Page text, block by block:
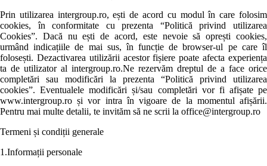
Prin utilizarea intergroup.ro, ești de acord cu modul în care folosim
cookies, în conformitate cu prezenta “Politică privind utilizarea
Cookies”. Dacă nu ești de acord, este nevoie să oprești cookies,
urmând indicațiile de mai sus, în funcție de browser-ul pe care îl
folosești. Dezactivarea utilizării acestor fișiere poate afecta experiența
ta de utilizator al intergroup.ro.Ne rezervăm dreptul de a face orice
completări sau modificări la prezenta “Politică privind utilizarea
cookies”. Eventualele modificări și/sau completări vor fi afișate pe
www.intergroup.ro și vor intra în vigoare de la momentul afișării.
Pentru mai multe detalii, te invităm să ne scrii la office@intergroup.ro
Termeni și condiții generale
1.Informații personale